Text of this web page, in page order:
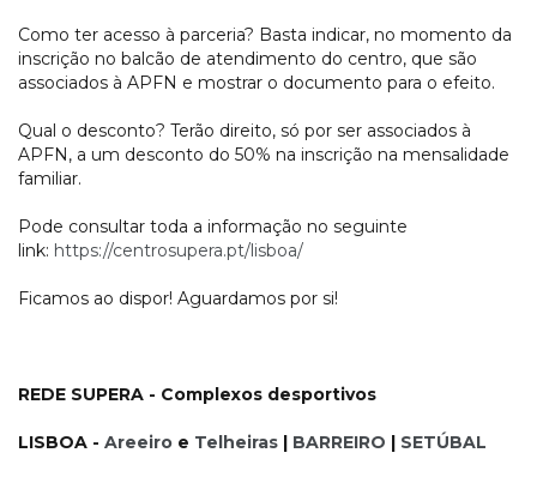
Como ter acesso à parceria? Basta indicar, no momento da
inscrição no balcão de atendimento do centro, que são
associados à APFN e mostrar o documento para o efeito.
Qual o desconto? Terão direito, só por ser associados à
APFN, a um desconto do 50% na inscrição na mensalidade
familiar.
Pode consultar toda a informação no seguinte
link: https://centrosupera.pt/lisboa/
Ficamos ao dispor! Aguardamos por si!
REDE SUPERA - Complexos desportivos
LISBOA - Areeiro e Telheiras | BARREIRO | SETÚBAL